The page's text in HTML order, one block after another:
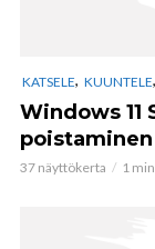
KATSELE, KUUNTELE,
Windows 11
poistaminen
37 näyttökerta 1